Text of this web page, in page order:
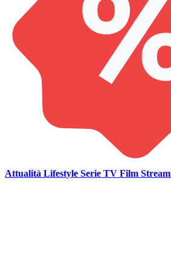
Attualità Lifestyle Serie TV Film